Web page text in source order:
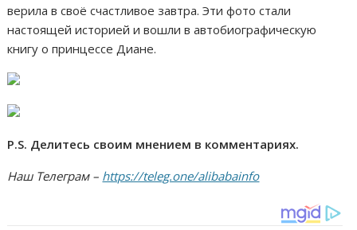
верила в своё счастливое завтра. Эти фото стали
настоящей историей и вошли в автобиографическую
книгу о принцессе Диане.
P.S. Делитесь своим мнением в комментариях.
Наш Телеграм – https://teleg.one/alibabainfo